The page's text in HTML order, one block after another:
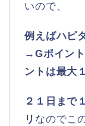
いので、
例えばハピ
→Gポイン
ントは最大
２１日まで
リ なのでこ